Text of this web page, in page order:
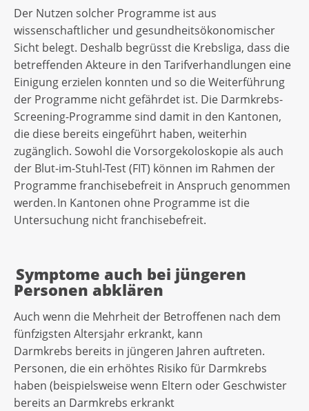
Der Nutzen solcher Programme ist aus
wissenschaftlicher und gesundheitsökonomischer
Sicht belegt. Deshalb begrüsst die Krebsliga, dass die
betreffenden Akteure in den Tarifverhandlungen eine
Einigung erzielen konnten und so die Weiterführung
der Programme nicht gefährdet ist. Die Darmkrebs-
Screening-Programme sind damit in den Kantonen,
die diese bereits eingeführt haben, weiterhin
zugänglich. Sowohl die Vorsorgekoloskopie als auch
der Blut-im-Stuhl-Test (FIT) können im Rahmen der
Programme franchisebefreit in Anspruch genommen
werden. In Kantonen ohne Programme ist die
Untersuchung nicht franchisebefreit.
Symptome auch bei jüngeren
Personen abklären
Auch wenn die Mehrheit der Betroffenen nach dem
fünfzigsten Altersjahr erkrankt, kann
Darmkrebs bereits in jüngeren Jahren auftreten.
Personen, die ein erhöhtes Risiko für Darmkrebs
haben (beispielsweise wenn Eltern oder Geschwister
bereits an Darmkrebs erkrankt